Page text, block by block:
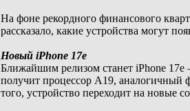
На фоне рекордного финансового
рассказало, какие устройства могут
Новый iPhone 17e
Ближайшим релизом станет iPhone
получит процессор A19, аналогичный
того, устройство переходит на новые